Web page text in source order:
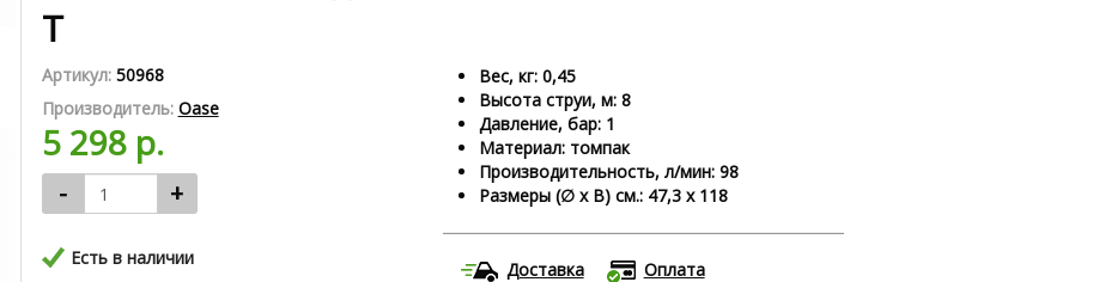
T
Артикул: 50968
Производитель: Oase
5 298 р.
- +
Есть в наличии
Вес, кг: 0,45
Высота струи, м: 8
Давление, бар: 1
Материал: томпак
Производительность, л/мин: 98
Размеры (∅ х В) cм.: 47,3 x 118
Доставка Оплата